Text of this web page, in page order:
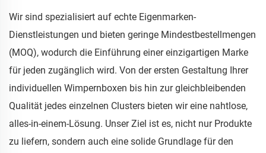
Wir sind spezialisiert auf echte Eigenmarken-
Dienstleistungen und bieten geringe Mindestbestellmengen
(MOQ), wodurch die Einführung einer einzigartigen Marke
für jeden zugänglich wird. Von der ersten Gestaltung Ihrer
individuellen Wimpernboxen bis hin zur gleichbleibenden
Qualität jedes einzelnen Clusters bieten wir eine nahtlose,
alles-in-einem-Lösung. Unser Ziel ist es, nicht nur Produkte
zu liefern, sondern auch eine solide Grundlage für den